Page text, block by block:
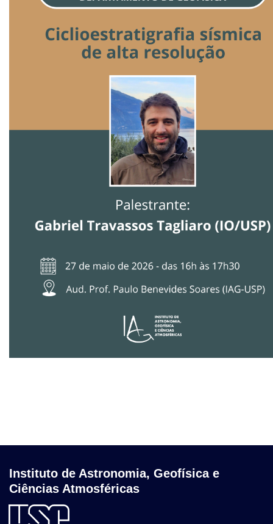
Instituto de Astronomia, Geofísica e
Ciências Atmosféricas